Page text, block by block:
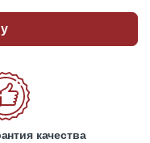
качества